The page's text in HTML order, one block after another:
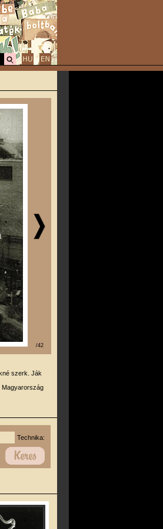
/42
szerk. Ják
Magyarország
Technika: